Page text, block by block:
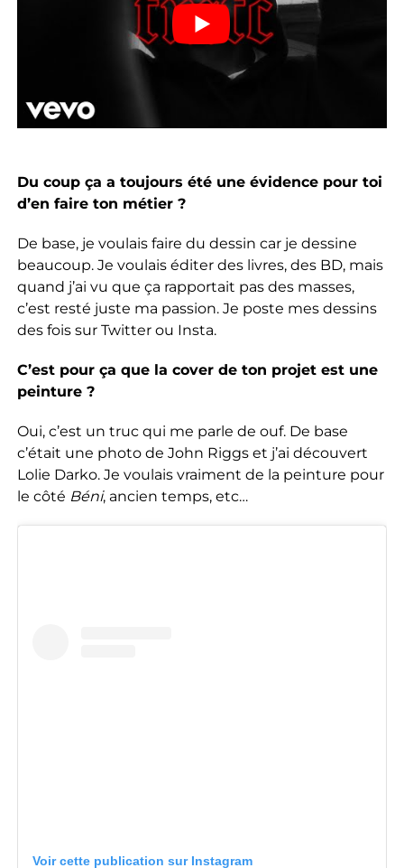
Du coup ça a toujours été une évidence pour toi
d’en faire ton métier ?
De base, je voulais faire du dessin car je dessine
beaucoup. Je voulais éditer des livres, des BD, mais
quand j’ai vu que ça rapportait pas des masses,
c’est resté juste ma passion. Je poste mes dessins
des fois sur Twitter ou Insta.
C’est pour ça que la cover de ton projet est une
peinture ?
Oui, c’est un truc qui me parle de ouf. De base
c’était une photo de John Riggs et j’ai découvert
Lolie Darko. Je voulais vraiment de la peinture pour
le côté Béni, ancien temps, etc…
Voir cette publication sur Instagram